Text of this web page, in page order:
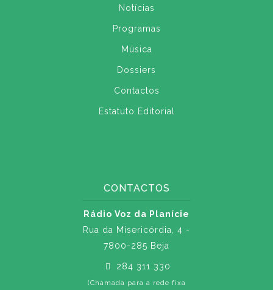
Notícias
Programas
Música
Dossiers
Contactos
Estatuto Editorial
CONTACTOS
Rádio Voz da Planície
Rua da Misericórdia, 4 -
7800-285 Beja
284 311 330
(Chamada para a rede fixa